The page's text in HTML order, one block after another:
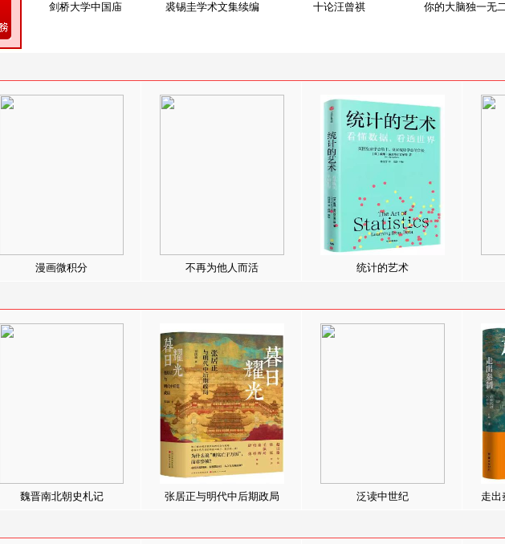
剑桥大学中国庙 裘锡圭学术文集续编 十论汪曾祺 你的大脑独一无
漫画微积分 不再为他人而活 统计的艺术
魏晋南北朝史札记 张居正与明代中后期政局 泛读中世纪 走出